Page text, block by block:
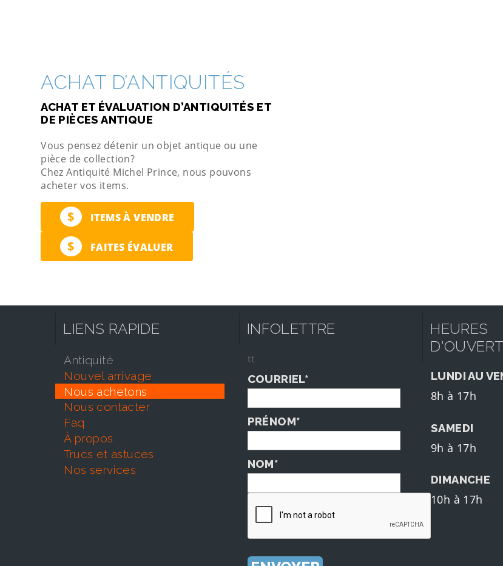
ACHAT D’ANTIQUITÉS
ACHAT ET ÉVALUATION D’ANTIQUITÉS ET
DE PIÈCES ANTIQUE
Vous pensez détenir un objet antique ou une
pièce de collection?
Chez Antiquité Michel Prince, nous pouvons
acheter vos items.
$ ITEMS À VENDRE
$ FAITES ÉVALUER
LIENS RAPIDE
antiquité
nouvel arrivage
nous achetons
nous contacter
faq
À propos
trucs et astuces
nos services
INFOLETTRE
tt
COURRIEL*
PRÉNOM*
NOM*
HEURES
LUNDI AU
8h à 17h
SAMEDI
9h à 17h
DIMANCHE
10h à 17h